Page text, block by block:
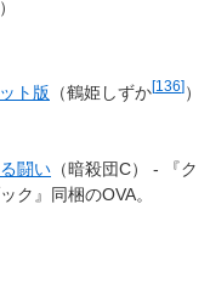
）
ト版 （鶴姫しずか[136] ）
闘い （暗殺団C） - 『ク
ク』同梱のOVA。